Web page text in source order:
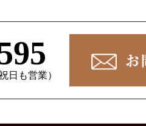
日も営業）